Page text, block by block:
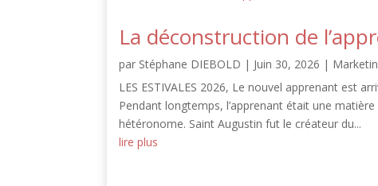
La déconstruction de
par Stéphane DIEBOLD | Juin 30, 2026 |
LES ESTIVALES 2026, Le nouvel apprenant est
Pendant longtemps, l’apprenant était une
hétéronome. Saint Augustin fut le créateur du...
lire plus